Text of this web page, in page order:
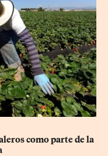
como parte de la